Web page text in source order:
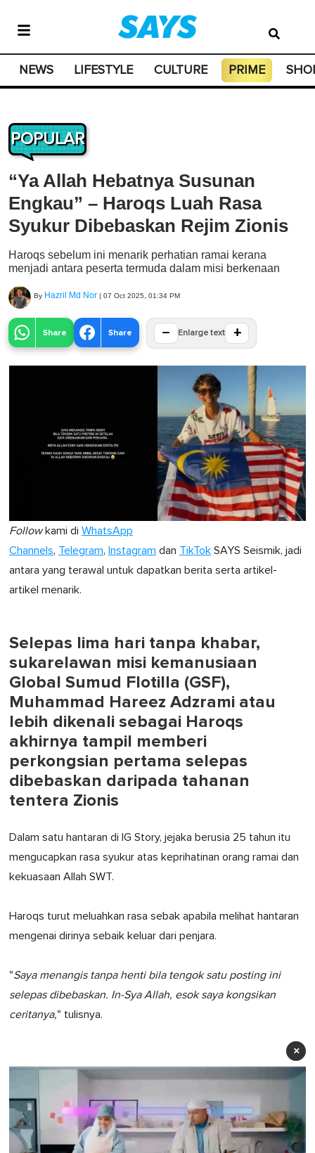
NEWS LIFESTYLE CULTURE PRIME
POPULAR
“Ya Allah Hebatnya Susunan
Engkau” – Haroqs Luah Rasa
Syukur Dibebaskan Rejim Zionis
Haroqs sebelum ini menarik perhatian ramai kerana
menjadi antara peserta termuda dalam misi berkenaan
By Hazril Md Nor | 07 Oct 2025, 01:34 PM
Share Share − Enlarge text +
Followkami di WhatsApp
Channels, Telegram, Instagram dan TikTok SAYS Seismik, jadi
antara yang terawal untuk dapatkan berita serta artikel-
artikel menarik.
Selepas lima hari tanpa khabar,
sukarelawan misi kemanusiaan
Global Sumud Flotilla (GSF),
Muhammad Hareez Adzrami atau
lebih dikenali sebagai Haroqs
akhirnya tampil memberi
perkongsian pertama selepas
dibebaskan daripada tahanan
tentera Zionis
Dalam satu hantaran di IG Story, jejaka berusia 25 tahun itu
mengucapkan rasa syukur atas keprihatinan orang ramai dan
kekuasaan Allah SWT.
Haroqs turut meluahkan rasa sebak apabila melihat hantaran
mengenai dirinya sebaik keluar dari penjara.
"Saya menangis tanpa henti bila tengok satu posting ini
selepas dibebaskan. In-Sya Allah, esok saya kongsikan
ceritanya," tulisnya.
×